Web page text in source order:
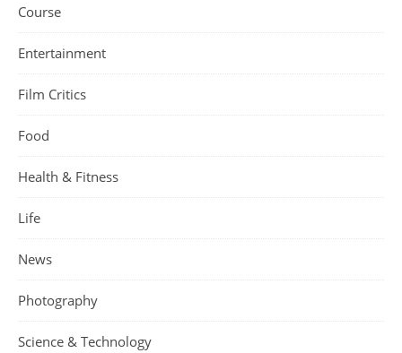
Course
Entertainment
Film Critics
Food
Health & Fitness
Life
News
Photography
Science & Technology